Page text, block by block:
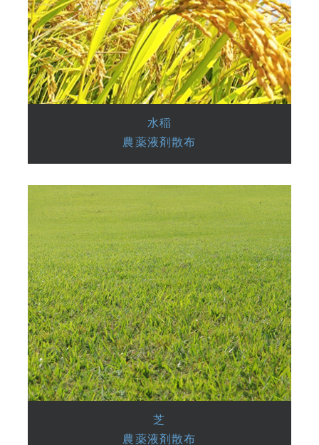
水稲
農薬液剤散布
芝
農薬液剤散布